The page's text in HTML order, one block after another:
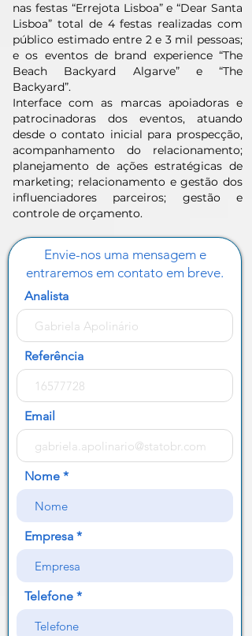
nas festas “Errejota Lisboa” e “Dear Santa
Lisboa” total de 4 festas realizadas com
público estimado entre 2 e 3 mil pessoas;
e os eventos de brand experience “The
Beach Backyard Algarve” e “The
Backyard”.
Interface com as marcas apoiadoras e
patrocinadoras dos eventos, atuando
desde o contato inicial para prospecção,
acompanhamento do relacionamento;
planejamento de ações estratégicas de
marketing; relacionamento e gestão dos
influenciadores parceiros; gestão e
controle de orçamento.
Envie-nos uma mensagem e
entraremos em contato em breve.
Analista
Referência
Email
Nome
Empresa
Telefone